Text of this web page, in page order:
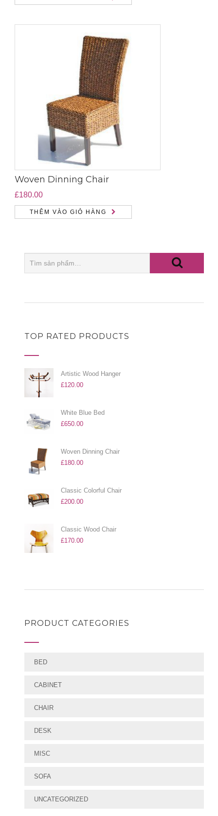
Woven Dinning Chair
£180.00
THÊM VÀO GIỎ HÀNG
TOP RATED PRODUCTS
Artistic Wood Hanger
£120.00
White Blue Bed
£650.00
Woven Dinning Chair
£180.00
Classic Colorful Chair
£200.00
Classic Wood Chair
£170.00
PRODUCT CATEGORIES
BED
CABINET
CHAIR
DESK
MISC
SOFA
UNCATEGORIZED